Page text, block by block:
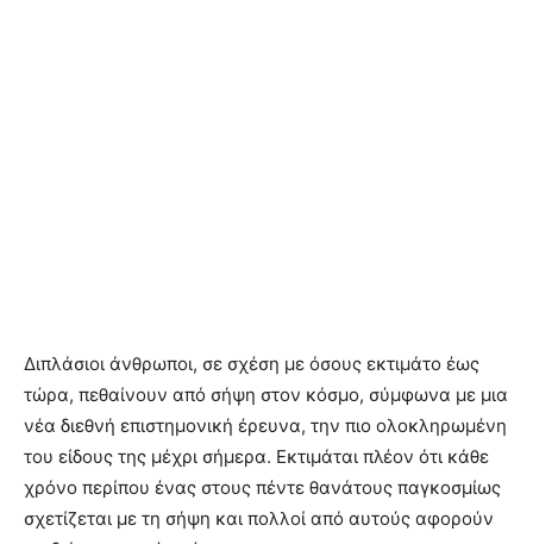
Διπλάσιοι άνθρωποι, σε σχέση με όσους εκτιμάτο έως
τώρα, πεθαίνουν από σήψη στον κόσμο, σύμφωνα με μια
νέα διεθνή επιστημονική έρευνα, την πιο ολοκληρωμένη
του είδους της μέχρι σήμερα. Εκτιμάται πλέον ότι κάθε
χρόνο περίπου ένας στους πέντε θανάτους παγκοσμίως
σχετίζεται με τη σήψη και πολλοί από αυτούς αφορούν